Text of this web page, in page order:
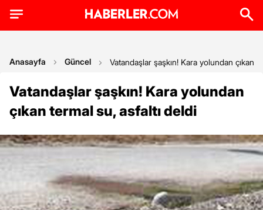
Anasayfa Güncel Vatandaşlar şaşkın! Kara yolundan çıkan
Vatandaşlar şaşkın! Kara yolundan
çıkan termal su, asfaltı deldi